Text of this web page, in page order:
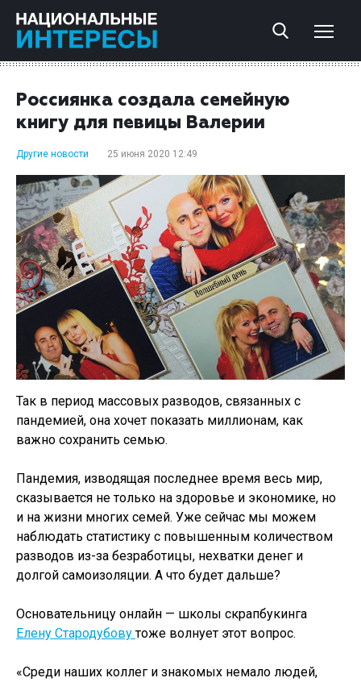
Россиянка создала семейную
книгу для певицы Валерии
Другие новости 25 июня 2020 12:49
Так в период массовых разводов, связанных с
пандемией, она хочет показать миллионам, как
важно сохранить семью.
Пандемия, изводящая последнее время весь мир,
сказывается не только на здоровье и экономике, но
и на жизни многих семей. Уже сейчас мы можем
наблюдать статистику с повышенным количеством
разводов из-за безработицы, нехватки денег и
долгой самоизоляции. А что будет дальше?
Основательницу онлайн — школы скрапбукинга
Елену Стародубовутоже волнует этот вопрос.
«Среди наших коллег и знакомых немало людей,